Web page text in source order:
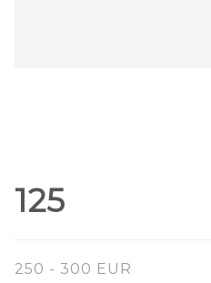
125
250 - 300 EUR